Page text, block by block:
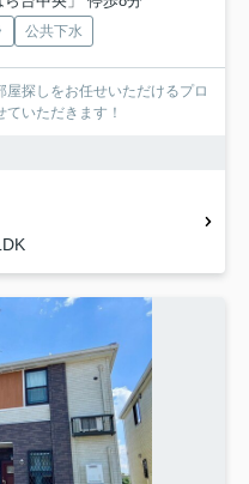
公共下水
探しをお任せいただけるプロ
いただきます！